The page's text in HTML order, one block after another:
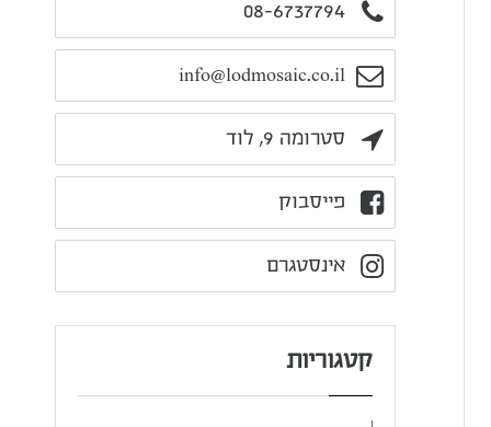
08-6737794
info@lodmosaic.co.il
סטרומה 9, לוד
פייסבוק
אינסטגרם
קטגוריות